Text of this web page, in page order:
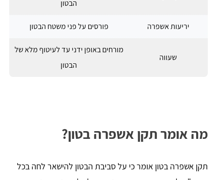
הבטון
יריעות אשפרה פורסים על פני משטח הבטון
שעווה
מורחים באופן ידני עד לעיטוף מלא של
הבטון
מה אומר תקן אשפרה בטון?
תקן אשפרה בטון אומר כי על סביבת הבטון להישאר לחה בכל